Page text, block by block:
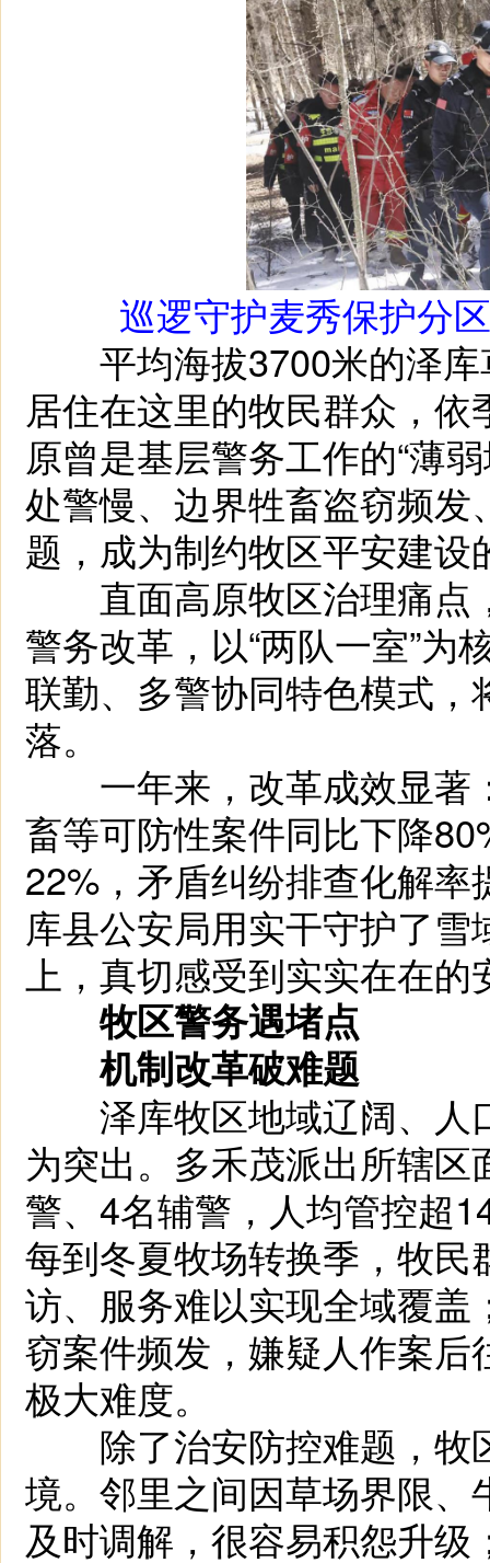
巡逻守护麦秀保护分
平均海拔3700米的泽库
居住在这里的牧民群众，
原曾是基层警务工作的“薄
处警慢、边界牲畜盗窃频
题，成为制约牧区平安建设
直面高原牧区治理痛点
警务改革，以“两队一室”为
联勤、多警协同特色模式
落。
一年来，改革成效显著
畜等可防性案件同比下降
22%，矛盾纠纷排查化解
库县公安局用实干守护了
上，真切感受到实实在在的
牧区警务遇堵点
机制改革破难题
泽库牧区地域辽阔、人
为突出。多禾茂派出所辖
警、4名辅警，人均管控超
每到冬夏牧场转换季，牧
访、服务难以实现全域覆
窃案件频发，嫌疑人作案
极大难度。
除了治安防控难题，牧
境。邻里之间因草场界限
及时调解，很容易积怨升